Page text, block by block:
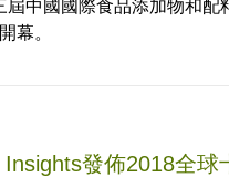
屆中國國際食品添加物和配
幕。
發佈2018全球